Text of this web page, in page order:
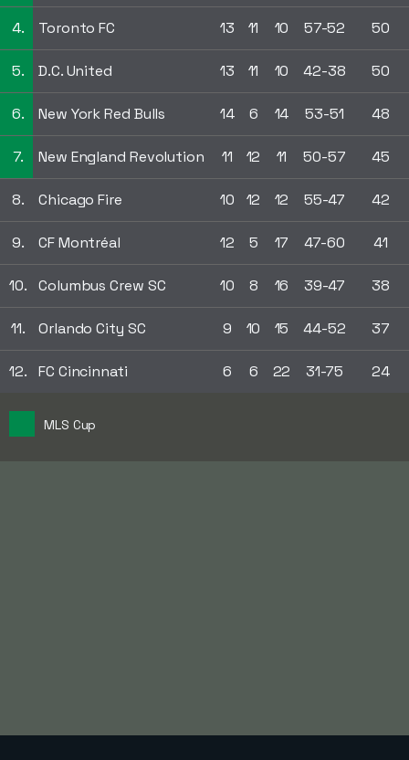
4. Toronto FC 13 11 10 57-52 50
5. D.C. United 13 11 10 42-38 50
6. New York Red Bulls 14 6 14 53-51 48
7. New England Revolution 11 12 11 50-57 45
8. Chicago Fire 10 12 12 55-47 42
9. CF Montréal 12 5 17 47-60 41
10. Columbus Crew SC 10 8 16 39-47 38
11. Orlando City SC 9 10 15 44-52 37
12. FC Cincinnati 6 6 22 31-75 24
MLS Cup